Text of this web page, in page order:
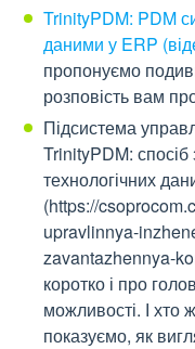
TrinityPDM: PDM
даними у ERP
пропонуємо
розповість вам
Підсистема
TrinityPDM:
технологічних
(https://
upravlinnya-
zavantazhennya-
коротко і про
можливості. І
показуємо, як